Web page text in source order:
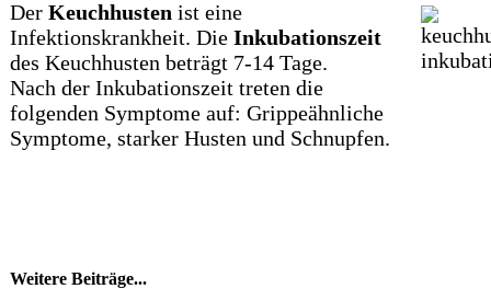
Der Keuchhusten ist eine
Infektionskrankheit. Die Inkubationszeit
des Keuchhusten beträgt 7-14 Tage.
Nach der Inkubationszeit treten die
folgenden Symptome auf: Grippeähnliche
Symptome, starker Husten und Schnupfen.
Weitere Beiträge...